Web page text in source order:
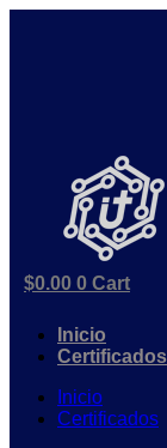
$0.00 0 Cart
Inicio
Certificados
Inicio
Certificados